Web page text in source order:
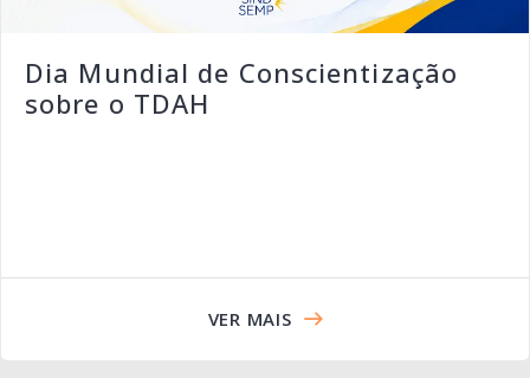
Dia Mundial de Conscientização
sobre o TDAH
VER MAIS